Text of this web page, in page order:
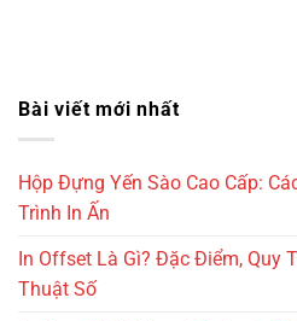
Bài viết mới nhất
Hộp Đựng Yến Sào Cao Cấp:
Trình In Ấn
In Offset Là Gì? Đặc Điểm, Quy
Thuật Số